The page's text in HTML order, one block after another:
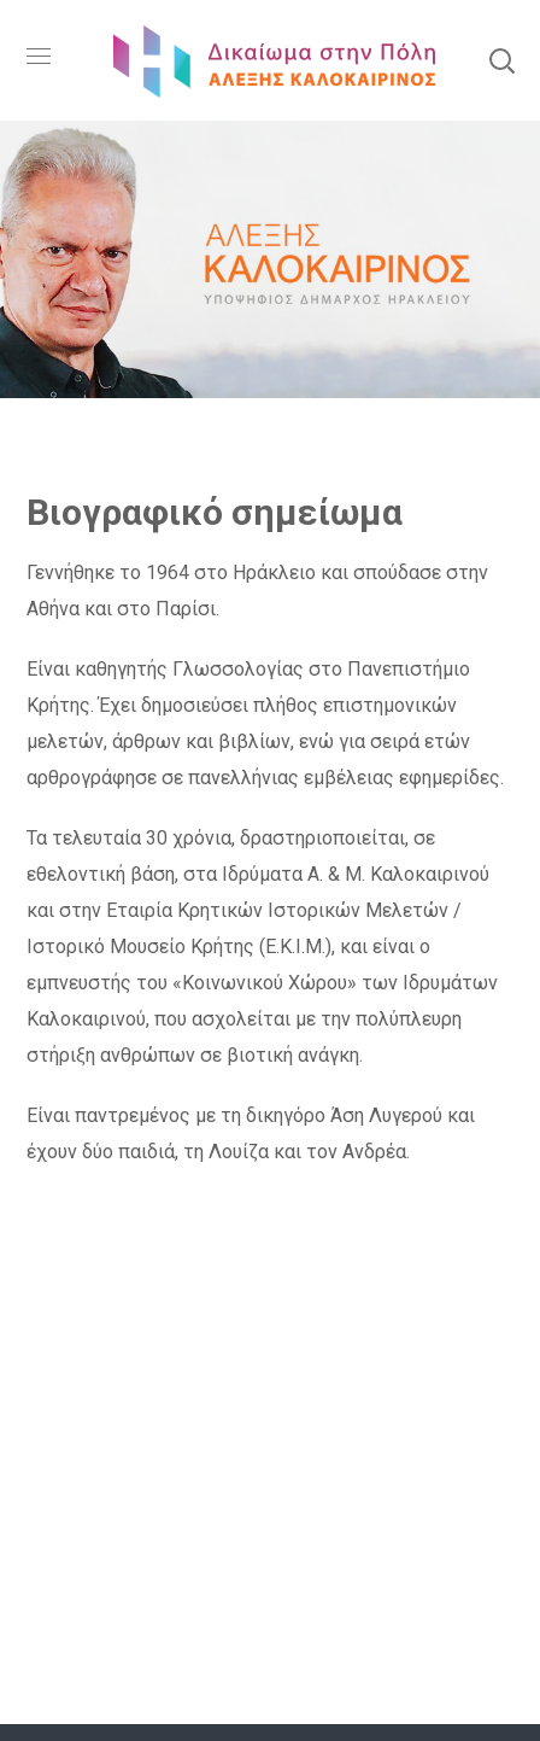
Βιογραφικό σημείωμα
Γεννήθηκε το 1964 στο Ηράκλειο και σπούδασε στην
Αθήνα και στο Παρίσι.
Είναι καθηγητής Γλωσσολογίας στο Πανεπιστήμιο
Κρήτης. Έχει δημοσιεύσει πλήθος επιστημονικών
μελετών, άρθρων και βιβλίων, ενώ για σειρά ετών
αρθρογράφησε σε πανελλήνιας εμβέλειας εφημερίδες.
Τα τελευταία 30 χρόνια, δραστηριοποιείται, σε
εθελοντική βάση, στα Ιδρύματα Α. & Μ. Καλοκαιρινού
και στην Εταιρία Κρητικών Ιστορικών Μελετών /
Ιστορικό Μουσείο Κρήτης (Ε.Κ.Ι.Μ.), και είναι ο
εμπνευστής του «Κοινωνικού Χώρου» των Ιδρυμάτων
Καλοκαιρινού, που ασχολείται με την πολύπλευρη
στήριξη ανθρώπων σε βιοτική ανάγκη.
Είναι παντρεμένος με τη δικηγόρο Άση Λυγερού και
έχουν δύο παιδιά, τη Λουίζα και τον Ανδρέα.